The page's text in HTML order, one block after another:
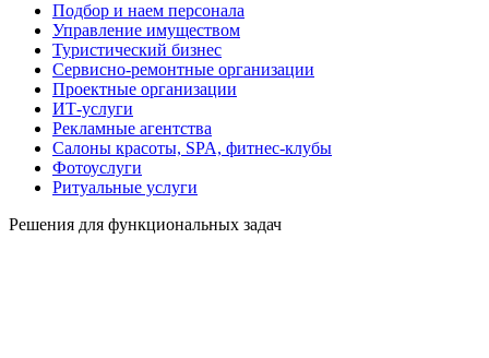
Подбор и наем персонала
Управление имуществом
Туристический бизнес
Сервисно-ремонтные организации
Проектные организации
ИТ-услуги
Рекламные агентства
Салоны красоты, SPA, фитнес-клубы
Фотоуслуги
Ритуальные услуги
Решения для функциональных задач